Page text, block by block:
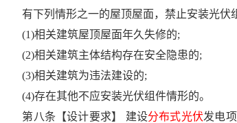
有下列情形之一的屋顶屋面，禁止安装光伏
(1)相关建筑屋顶屋面年久失修的;
(2)相关建筑主体结构存在安全隐患的;
(3)相关建筑为违法建设的;
(4)存在其他不应安装光伏组件情形的。
第八条【设计要求】 建设分布式光伏发电